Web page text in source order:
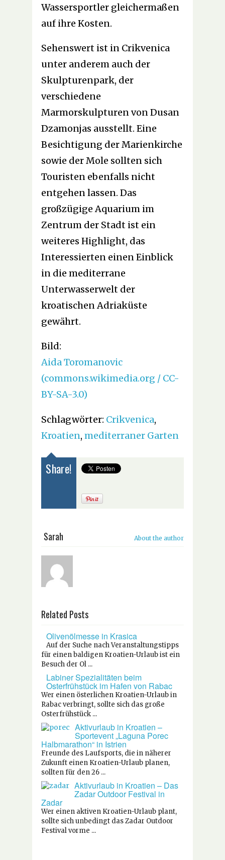
Wassersportler gleichermaßen
auf ihre Kosten.
Sehenswert ist in Crikvenica
unter anderem auch der
Skulpturenpark, der
verschiedene
Marmorskulpturen von Dusan
Dzamonjas ausstellt. Eine
Besichtigung der Marienkirche
sowie der Mole sollten sich
Touristen ebenfalls nicht
entgehen lassen. Das
großzügige Aquarium im
Zentrum der Stadt ist ein
weiteres Highlight, das
Interessierten einen Einblick
in die mediterrane
Unterwasserwelt der
kroatischen Adriaküste
gewährt.
Bild:
Aida Toromanovic
(commons.wikimedia.org / CC-
BY-SA-3.0)
Schlagwörter: Crikvenica,
Kroatien, mediterraner Garten
Share!
Sarah About the author
Related Posts
Olivenölmesse in Krasica
Auf der Suche nach Veranstaltungstipps
für einen baldigen Kroatien-Urlaub ist ein
Besuch der Ol ...
Labiner Spezialitäten beim
Osterfrühstück im Hafen von Rabac
Wer einen österlichen Kroatien-Urlaub in
Rabac verbringt, sollte sich das große
Osterfrühstück ...
Aktivurlaub in Kroatien –
Sportevent „Laguna Porec
Halbmarathon“ in Istrien
Freunde des Laufsports, die in näherer
Zukunft einen Kroatien-Urlaub planen,
sollten für den 26 ...
Aktivurlaub in Kroatien – Das
Zadar Outdoor Festival in
Zadar
Wer einen aktiven Kroatien-Urlaub plant,
sollte sich unbedingt das Zadar Outdoor
Festival vorme ...